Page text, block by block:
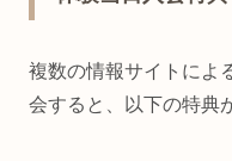
複数の情報サイトによ
会すると、以下の特典